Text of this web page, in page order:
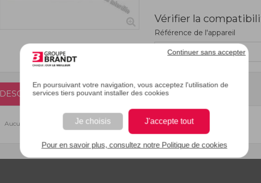
En poursuivant votre navigation, vous acceptez l'utilisation de
services tiers pouvant installer des cookies
Je choisis J'accepte tout
Continuer sans accepter
Pour en savoir plus, consultez notre Politique de cookies
Vérifier la
Référence de l'appareil
DESCRIPTION
Aucune description.